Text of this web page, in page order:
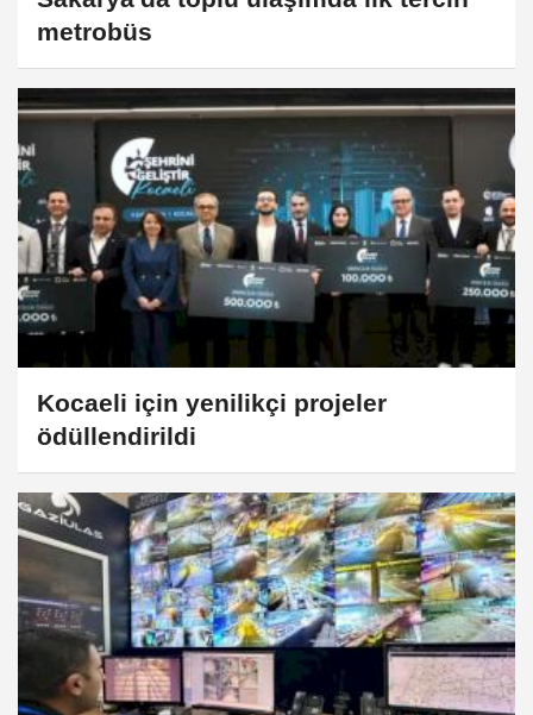
metrobüs
Kocaeli için yenilikçi projeler
ödüllendirildi